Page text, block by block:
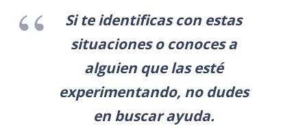
Si te identificas con estas
situaciones o conoces a
alguien que las esté
experimentando, no dudes
en buscar ayuda.